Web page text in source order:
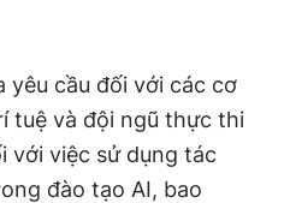
yêu cầu đối với các cơ
tuệ và đội ngũ thực thi
với việc sử dụng tác
đào tạo AI, bao